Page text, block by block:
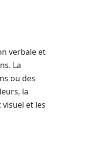
verbale et
La
ou des
la
et les